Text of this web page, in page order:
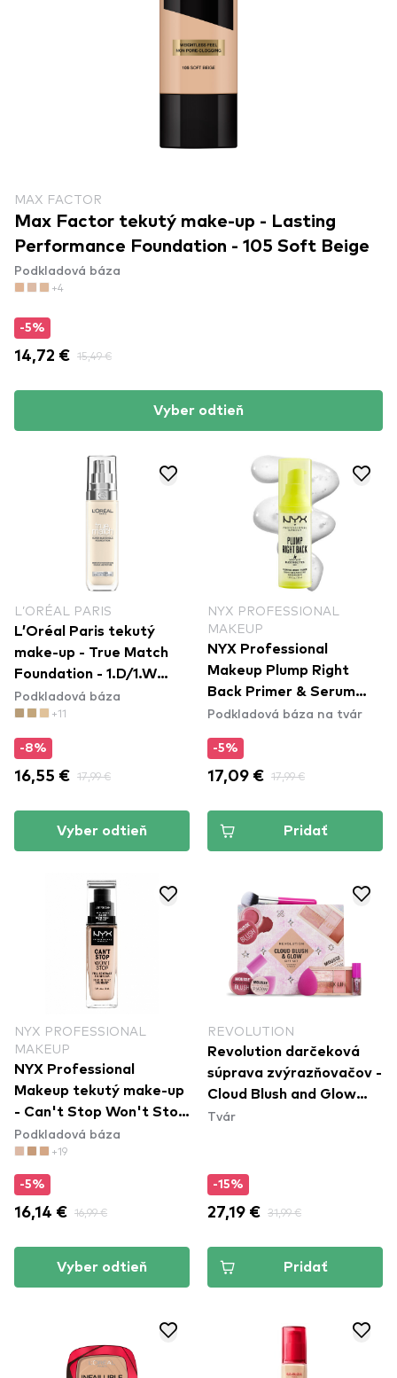
MAX FACTOR
Max Factor tekutý make-up - Lasting
Performance Foundation - 105 Soft Beige
Podkladová báza
+4
-5%
14,72 € 15,49 €
Vyber odtieň
L’ORÉAL PARIS
L’Oréal Paris tekutý
make-up - True Match
Foundation - 1.D/1.W
Golden Ivory
Podkladová báza
+11
-8%
16,55 € 17,99 €
Vyber odtieň
NYX PROFESSIONAL
MAKEUP
NYX Professional
Makeup Plump Right
Back Primer & Serum
(PLPRSB)
Podkladová báza na tvár
-5%
17,09 € 17,99 €
Pridať
NYX PROFESSIONAL
MAKEUP
NYX Professional
Makeup tekutý make-up
- Can't Stop Won't Stop
Full Coverage
Foundation - Light
Porcelain
Podkladová báza
+19
-5%
16,14 € 16,99 €
Vyber odtieň
REVOLUTION
Revolution darčeková
súprava zvýrazňovačov -
Cloud Blush and Glow
Highlight Gift Set
Tvár
-15%
27,19 € 31,99 €
Pridať